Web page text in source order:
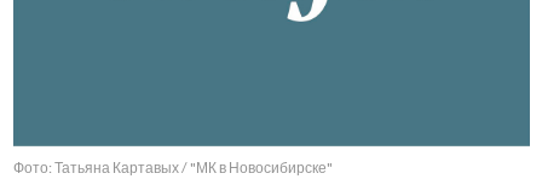
Фото: Татьяна Картавых / "МК в Новосибирске"